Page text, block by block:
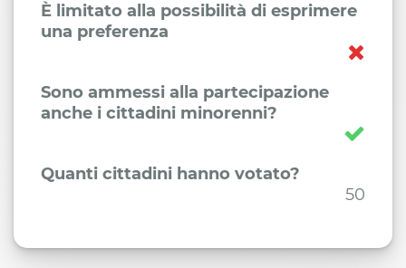
È limitato alla possibilità di esprimere
una preferenza
Sono ammessi alla partecipazione
anche i cittadini minorenni?
Quanti cittadini hanno votato?
50